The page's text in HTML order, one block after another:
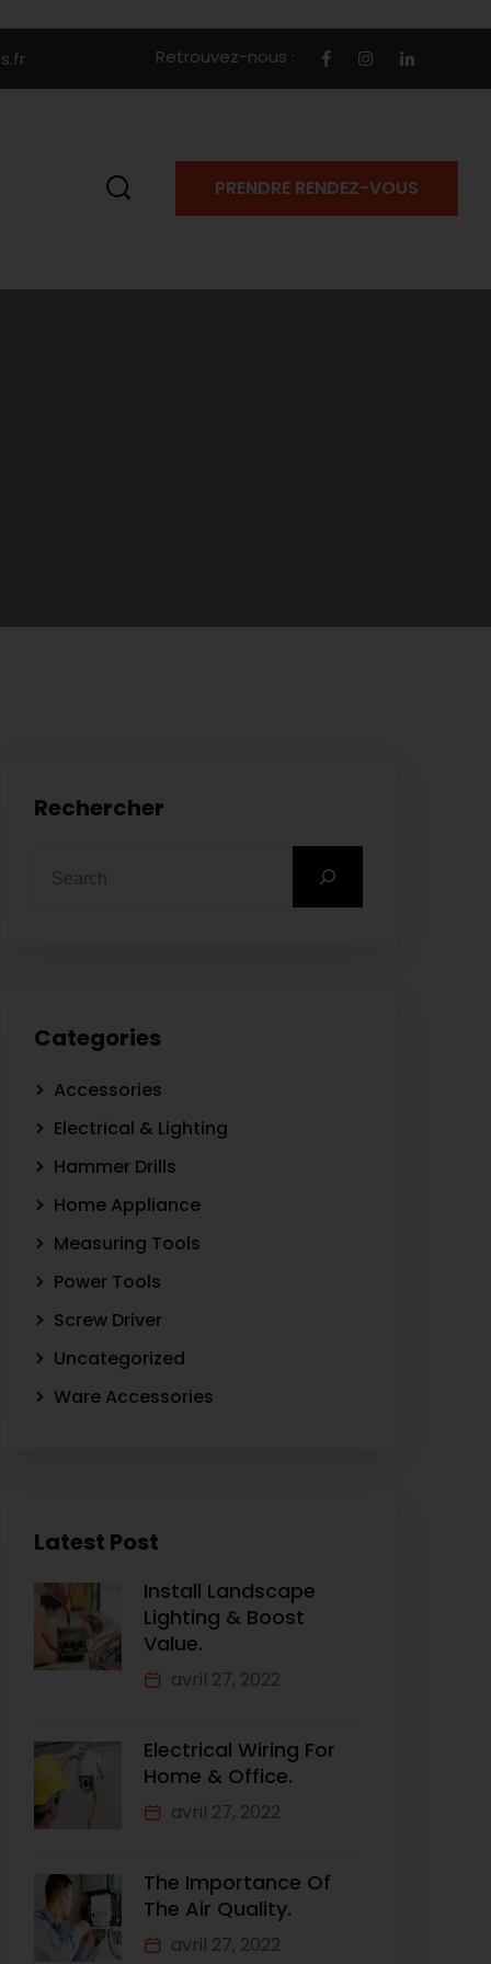
Retrouvez-nous :
PRENDRE RENDEZ-VOUS
Rechercher
Categories
Accessories
Electrical & Lighting
Hammer Drills
Home Appliance
Measuring Tools
Power Tools
Screw Driver
Uncategorized
Ware Accessories
Latest Post
Install Landscape
Lighting & Boost
Value.
avril 27, 2022
Electrical Wiring For
Home & Office.
avril 27, 2022
The Importance Of
The Air Quality.
avril 27, 2022